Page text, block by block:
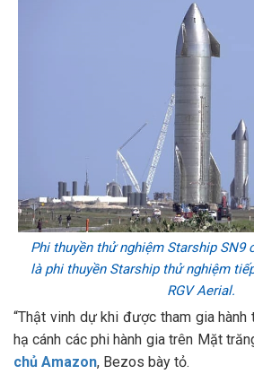
Phi thuyền thử nghiệm Starship SN9
là phi thuyền Starship thử nghiệm
RGV Aerial.
“Thật vinh dự khi được tham gia hành
hạ cánh các phi hành gia trên Mặt
chủ Amazon, Bezos bày tỏ.